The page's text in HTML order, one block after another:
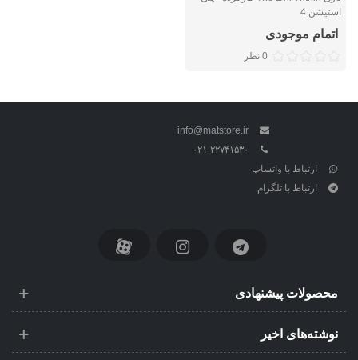
استیشن 4
اتمام موجودی
0 نظر
info@matstore.ir
۰۲۱-۲۲۷۴۱۵۳۰
ارتباط با واتساپ
ارتباط با تلگرام
محصولات پیشنهادی
نوشته‌های اخیر